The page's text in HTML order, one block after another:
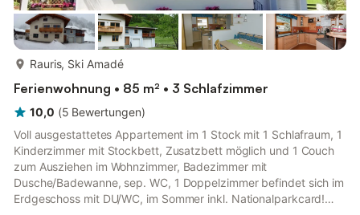
Rauris, Ski Amadé
Ferienwohnung • 85 m² • 3 Schlafzimmer
10,0 (5 Bewertungen)
Voll ausgestattetes Appartement im 1 Stock mit 1 Schlafraum, 1
Kinderzimmer mit Stockbett, Zusatzbett möglich und 1 Couch
zum Ausziehen im Wohnzimmer, Badezimmer mit
Dusche/Badewanne, sep. WC, 1 Doppelzimmer befindet sich im
Erdgeschoss mit DU/WC, im Sommer inkl. Nationalparkcard!